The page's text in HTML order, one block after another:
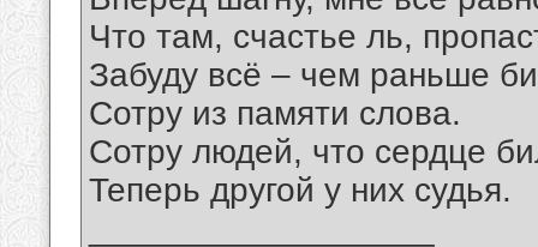
Что там, счастье ль,
Забуду всё – чем раньше
Сотру из памяти слова.
Сотру людей, что сердце
Теперь другой у них судья.